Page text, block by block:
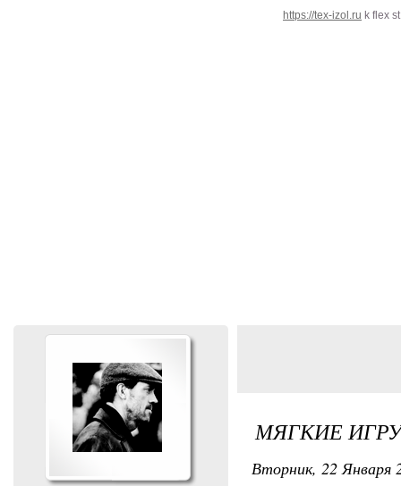
https://tex-izol.ru k flex
МЯГКИЕ
Вторник, 22 Января